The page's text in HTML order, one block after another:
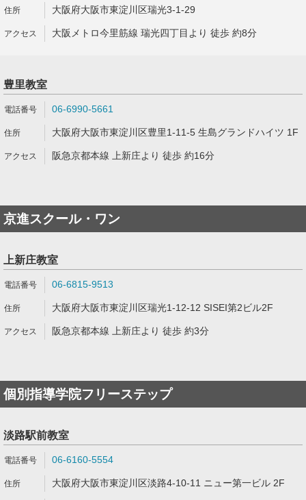
大阪府大阪市東淀川区瑞光3-1-29
大阪メトロ今里筋線 瑞光四丁目より 徒歩 約8分
豊里教室
06-6990-5661
大阪府大阪市東淀川区豊里1-11-5 生島グランドハイツ 1F
阪急京都本線 上新庄より 徒歩 約16分
京進スクール・ワン
上新庄教室
06-6815-9513
大阪府大阪市東淀川区瑞光1-12-12 SISEI第2ビル2F
阪急京都本線 上新庄より 徒歩 約3分
個別指導学院フリーステップ
淡路駅前教室
06-6160-5554
大阪府大阪市東淀川区淡路4-10-11 ニュー第一ビル 2F